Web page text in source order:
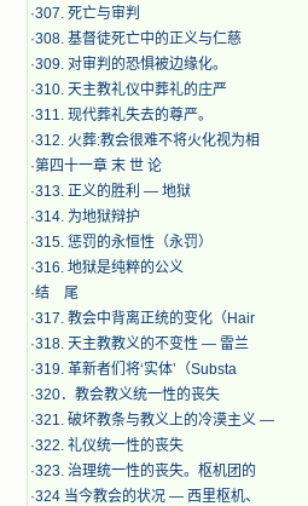
·307. 死亡与审判
·308. 基督徒死亡中的正义与仁慈
·309. 对审判的恐惧被边缘化。
·310. 天主教礼仪中葬礼的庄严
·311. 现代葬礼失去的尊严。
·312. 火葬:教会很难不将火化视为相
·第四十一章 末 世 论
·313. 正义的胜利 — 地狱
·314. 为地狱辩护
·315. 惩罚的永恒性（永罚）
·316. 地狱是纯粹的公义
·结 尾
·317. 教会中背离正统的变化（Hair
·318. 天主教教义的不变性 — 雷兰
·319. 革新者们将‘实体’（Substa
·320．教会教义统一性的丧失
·321. 破坏教条与教义上的冷漠主义 —
·322. 礼仪统一性的丧失
·323. 治理统一性的丧失。枢机团的
·324 当今教会的状况 — 西里枢机、